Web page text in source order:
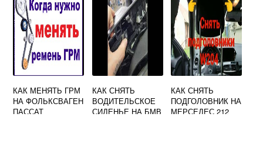
КАК МЕНЯТЬ ГРМ
НА ФОЛЬКСВАГЕН
ПАССАТ
КАК СНЯТЬ
ВОДИТЕЛЬСКОЕ
СИДЕНЬЕ НА БМВ
КАК СНЯТЬ
ПОДГОЛОВНИК НА
МЕРСЕДЕС 212